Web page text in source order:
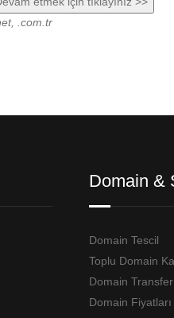
.com.tr
Domain &
Domain Tescil
Toplu Domain
Domain Transferi
Domain Fiyatları